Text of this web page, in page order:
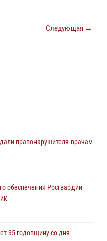
Следующая →
правонарушителя врачам
обеспечения Росгвардии
35 годовщину со дня